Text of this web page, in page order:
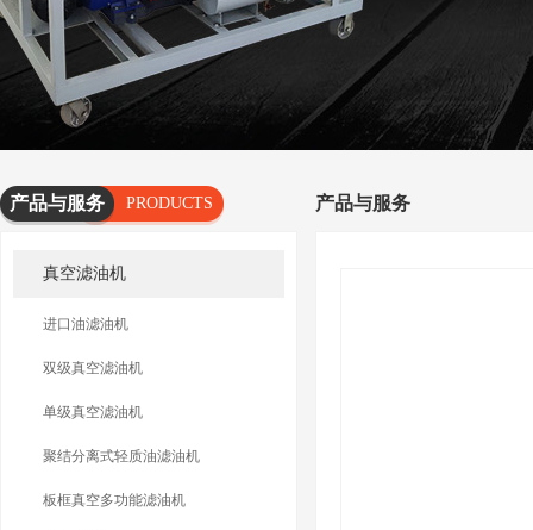
产品与服务
PRODUCTS
真空滤油机
进口油滤油机
双级真空滤油机
单级真空滤油机
聚结分离式轻质油滤油机
板框真空多功能滤油机
产品与服务